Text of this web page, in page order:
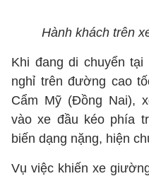
Hành khách trên
Khi đang di chuyển
nghỉ trên đường cao
Cẩm Mỹ (Đồng Nai),
vào xe đầu kéo phía
biến dạng nặng, hiện
Vụ việc khiến xe